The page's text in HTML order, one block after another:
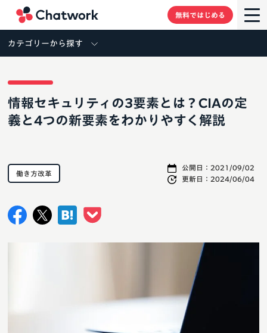
無料ではじめる
カテゴリーから探す
情報セキュリティの3要素とは？CIAの定
義と4つの新要素をわかりやすく解説
公開日： 2021/09/02
更新日： 2024/06/04
働き方改革